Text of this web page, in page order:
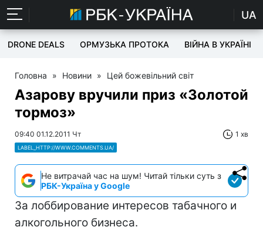
UA
DRONE DEALS ОРМУЗЬКА ПРОТОКА ВІЙНА В УКРАЇНІ
Головна » Новини » Цей божевільний світ
Азарову вручили приз «Золотой
тормоз»
09:40 01.12.2011 Чт 1 хв
LABEL_HTTP://WWW.COMMENTS.UA/
Не витрачай час на шум! Читай тільки суть з
РБК-Україна у Google
За лоббирование интересов табачного и
алкогольного бизнеса.